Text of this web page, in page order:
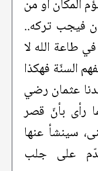
المكان أو من
فيجب تركه..
طاعة الله لا
السنّة فهكذا
عثمان رضي
رأى بأنّ قصر
سينشأ عنها
على جلب